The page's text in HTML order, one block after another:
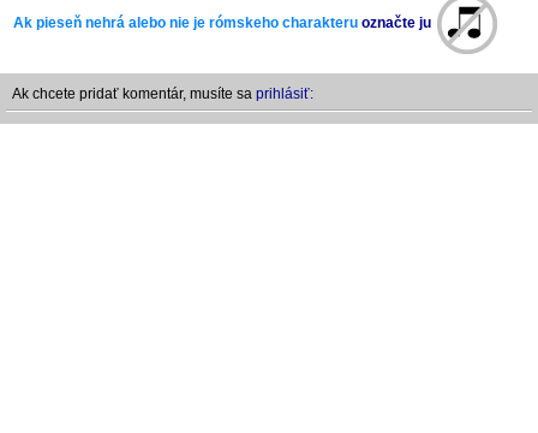
Ak pieseň nehrá alebo nie je rómskeho charakteru označte ju
Ak chcete pridať komentár, musíte sa prihlásiť: